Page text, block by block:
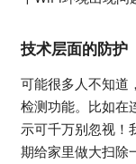
技术层面的防护
可能很多人不知道
检测功能。比如在
示可千万别忽视！
期给家里做大扫除